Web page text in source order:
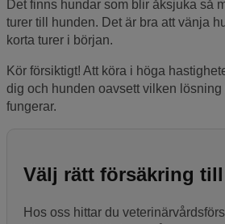
Det finns hundar som blir åksjuka så
turer till hunden. Det är bra att vänja
korta turer i början.
Kör försiktigt! Att köra i höga
dig och hunden oavsett vilken lösning
fungerar.
Välj rätt försäkring
Hos oss hittar du